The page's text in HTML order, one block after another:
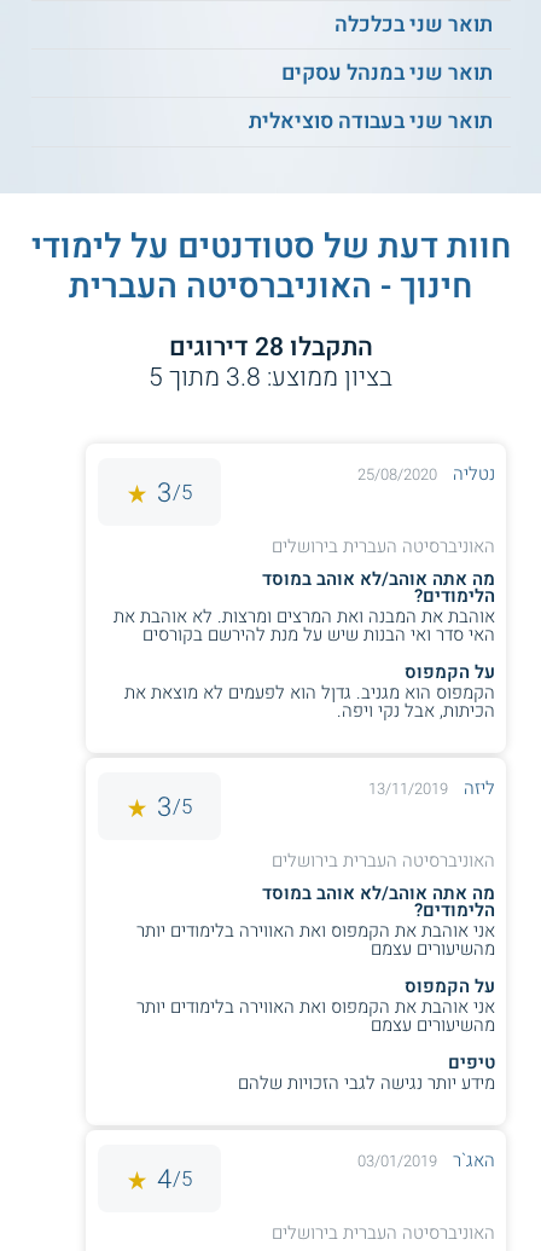
הלימודים לא מתקיים קשר מכל סוג שהוא.
למידע נוסף לחצו:האוניברסיטה העברית בירושלים
תואר שני בכלכלה
תואר שני במנהל עסקים
תואר שני בעבודה סוציאלית
חוות דעת של סטודנטים על לימודי
חינוך - האוניברסיטה העברית
התקבלו 28 דירוגים
בציון ממוצע: 3.8 מתוך5
נטליה 25/08/2020
5/
3
האוניברסיטה העברית בירושלים
מה אתה אוהב/לא אוהב במוסד
הלימודים?
אוהבת את המבנה ואת המרצים ומרצות. לא אוהבת את
האי סדר ואי הבנות שיש על מנת להירשם בקורסים
על הקמפוס
הקמפוס הוא מגניב. גדןל הוא לפעמים לא מוצאת את
הכיתות, אבל נקי ויפה.
ליזה 13/11/2019
5/
3
האוניברסיטה העברית בירושלים
מה אתה אוהב/לא אוהב במוסד
הלימודים?
אני אוהבת את הקמפוס ואת האווירה בלימודים יותר
מהשיעורים עצמם
על הקמפוס
אני אוהבת את הקמפוס ואת האווירה בלימודים יותר
מהשיעורים עצמם
טיפים
מידע יותר נגישה לגבי הזכויות שלהם
האג`ר 03/01/2019
5/
4
האוניברסיטה העברית בירושלים